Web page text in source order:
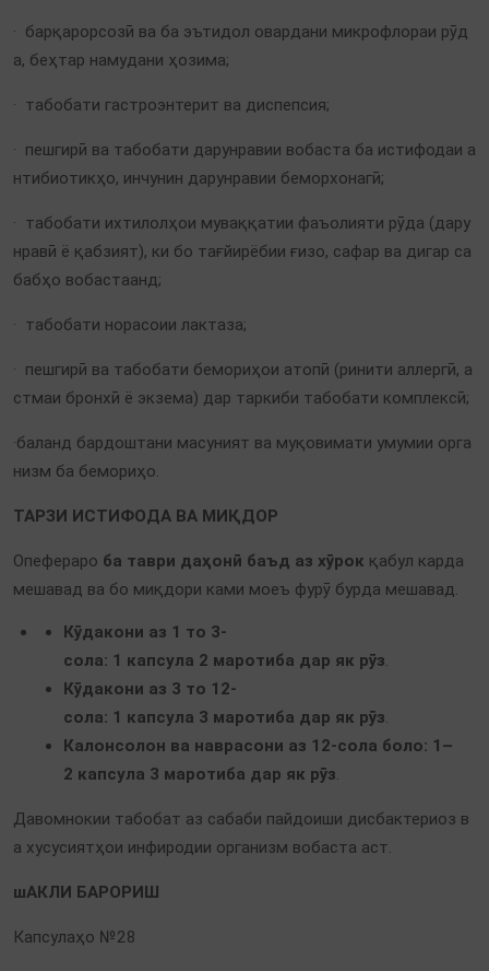
· барқарорсозӣ ва ба эътидол овардани микрофлораи рӯд
а, беҳтар намудани ҳозима;
· табобати гастроэнтерит ва диспепсия;
· пешгирӣ ва табобати дарунравии вобаста ба истифодаи а
нтибиотикҳо, инчунин дарунравии беморхонагӣ;
· табобати ихтилолҳои муваққатии фаъолияти рӯда (дару
нравӣ ё қабзият), ки бо тағйирёбии ғизо, сафар ва дигар са
бабҳо вобастаанд;
· табобати норасоии лактаза;
· пешгирӣ ва табобати бемориҳои атопӣ (ринити аллергӣ, а
стмаи бронхӣ ё экзема) дар таркиби табобати комплексӣ;
·баланд бардоштани масуният ва муқовимати умумии орга
низм ба бемориҳо.
ТАРЗИ ИСТИФОДА ВА МИҚДОР
Опефераро ба таври даҳонӣ баъд аз хӯрок қабул карда
мешавад ва бо миқдори ками моеъ фурӯ бурда мешавад.
Кӯдакони аз 1 то 3-
сола: 1 капсула 2 маротиба дар як рӯз.
Кӯдакони аз 3 то 12-
сола: 1 капсула 3 маротиба дар як рӯз.
Калонсолон ва наврасони аз 12-сола боло: 1–
2 капсула 3 маротиба дар як рӯз.
Давомнокии табобат аз сабаби пайдоиши дисбактериоз в
а хусусиятҳои инфиродии организм вобаста аст.
шАКЛИ БАРОРИШ
Капсулаҳо №28